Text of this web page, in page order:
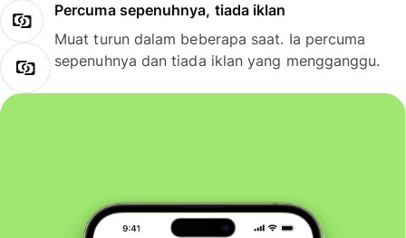
Percuma sepenuhnya, tiada iklan
Muat turun dalam beberapa saat. Ia percuma
sepenuhnya dan tiada iklan yang mengganggu.